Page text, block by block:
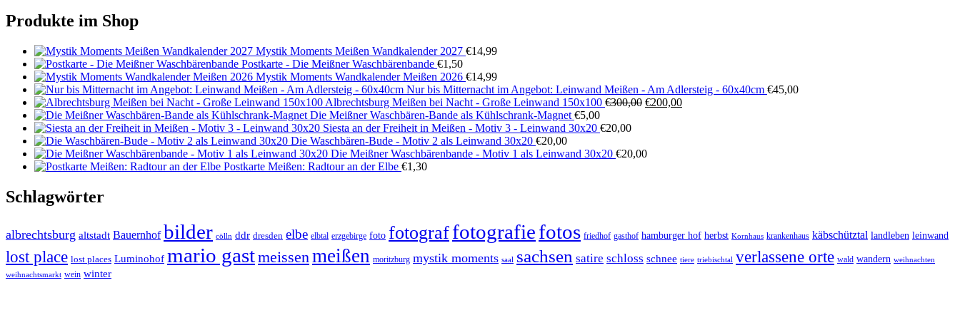
Produkte im Shop
Mystik Moments Meißen Wandkalender 2027 €14,99
Postkarte - Die Meißner Waschbärenbande €1,50
Mystik Moments Wandkalender Meißen 2026 €14,99
Nur bis Mitternacht im Angebot: Leinwand Meißen - Am Adlersteig - 60x40cm €45,00
Albrechtsburg Meißen bei Nacht - Große Leinwand 150x100 €300,00 Ursprünglicher
€200,00Aktueller
Die Meißner Waschbären-Bande als Kühlschrank-Magnet €5,00
Siesta an der Freiheit in Meißen - Motiv 3 - Leinwand 30x20 €20,00
Die Waschbären-Bude - Motiv 2 als Leinwand 30x20 €20,00
Die Meißner Waschbärenbande - Motiv 1 als Leinwand 30x20 €20,00
Postkarte Meißen: Radtour an der Elbe €1,30
Schlagwörter
albrechtsburg altstadt Bauernhof bilder cölln ddr dresden elbe elbtal erzgebirge foto fotograffotografiefotos friedhof gasthof hamburger hof herbst Kornhaus krankenhaus käbschütztal landleben leinwand
lost place lost places Luminohof mario gastmeissenmeißen moritzburg mystik moments saal sachsen satire schloss schnee tiere triebischtal verlassene orte wald wandern weihnachten
weihnachtsmarkt wein winter